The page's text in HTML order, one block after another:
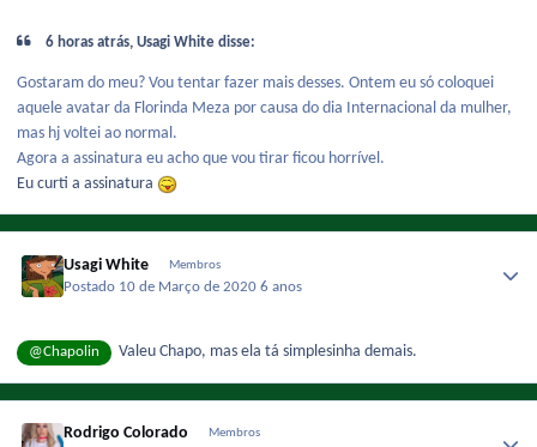
6 horas atrás, Usagi White disse:
Gostaram do meu? Vou tentar fazer mais desses. Ontem eu só coloquei
aquele avatar da Florinda Meza por causa do dia Internacional da mulher,
mas hj voltei ao normal.
Agora a assinatura eu acho que vou tirar ficou horrível.
Eu curti a assinatura
Usagi White Membros
Postado 10 de Março de 20206 anos
@Chapolin Valeu Chapo, mas ela tá simplesinha demais.
Rodrigo Colorado Membros